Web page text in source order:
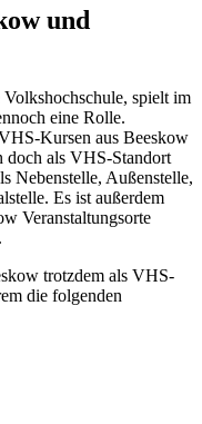
und
spielt im
eine Rolle.
Kursen aus Beeskow
doch als VHS-Standort
Nebenstelle, Außenstelle,
Es ist außerdem
Veranstaltungsorte
trotzdem als VHS-
die folgenden